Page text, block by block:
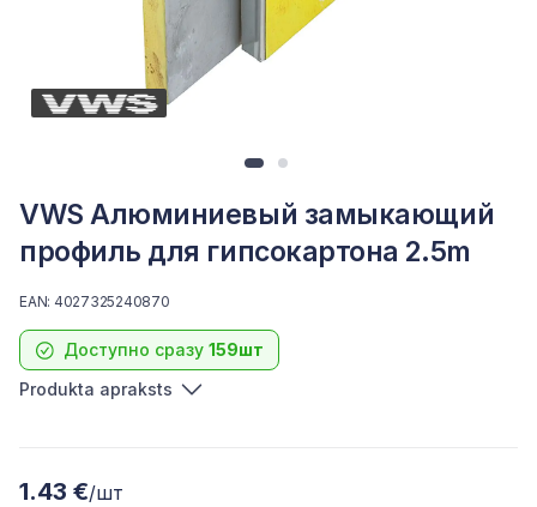
VWS Алюминиевый замыкающий
профиль для гипсокартона 2.5m
Доступно сразу 159шт
EAN: 4027325240870
Produkta apraksts
1.43 €/шт